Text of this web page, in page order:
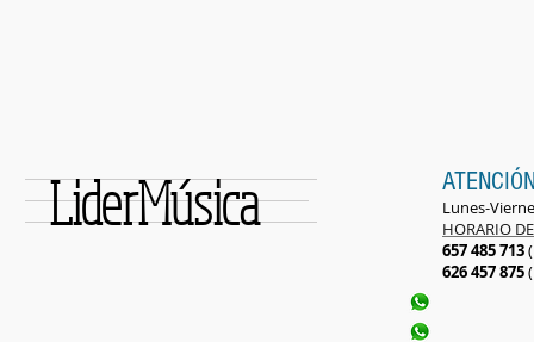
LiderMúsica
Lunes-
HORARIO
657 485 713
626 457 875